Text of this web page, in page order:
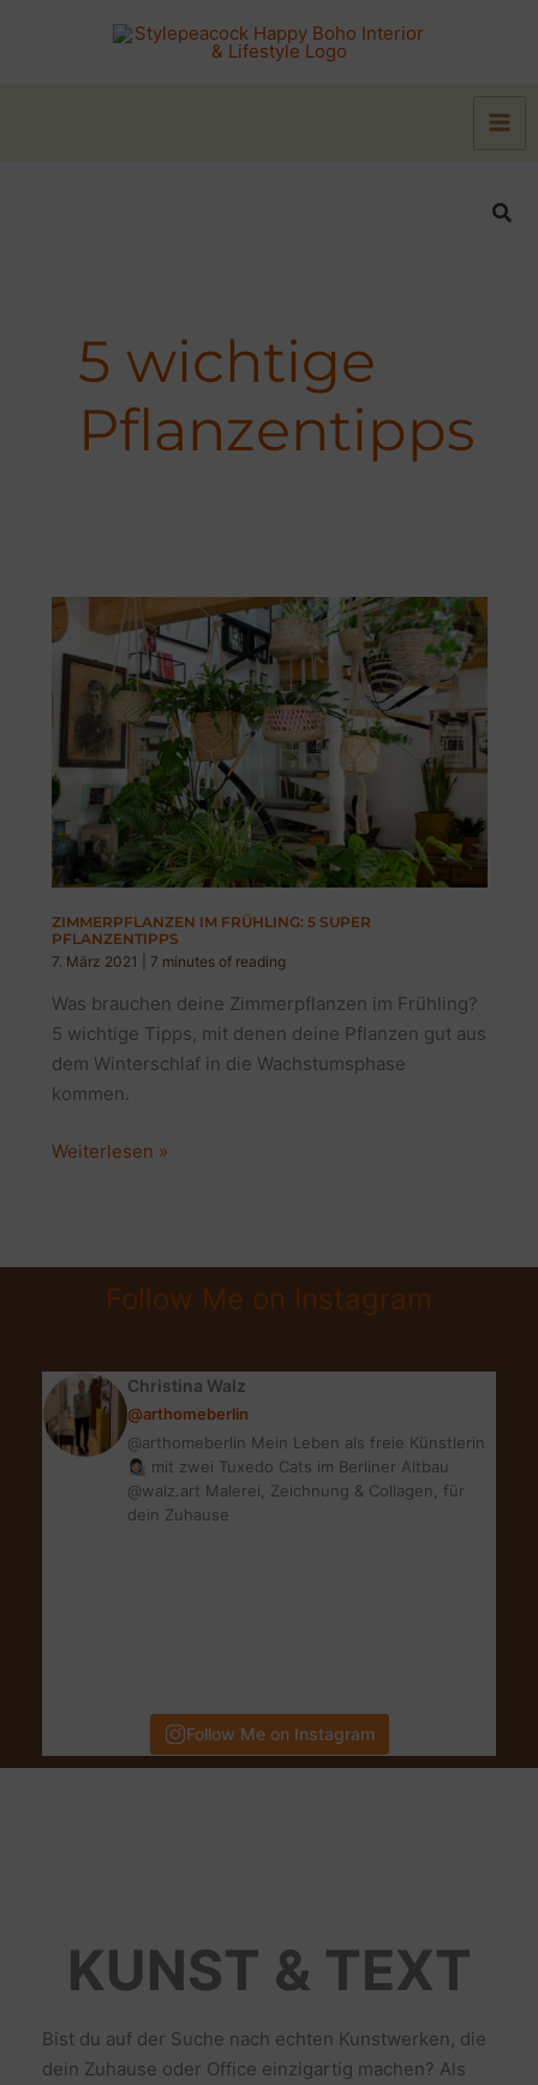
5 wichtige
Pflanzentipps
ZIMMERPFLANZEN IM FRÜHLING: 5 SUPER
PFLANZENTIPPS
7. März 2021
7 minutes of reading
Was brauchen deine Zimmerpflanzen im Frühling?
5 wichtige Tipps, mit denen deine Pflanzen gut aus
dem Winterschlaf in die Wachstumsphase
kommen.
Zimmerpflanzen
super
Pflanzentipps
Weiterlesen »
Follow Me on Instagram
Christina Walz
@arthomeberlin
@arthomeberlin Mein Leben als freie Künstlerin
👩🏻‍🎨 mit zwei Tuxedo Cats im Berliner Altbau
@walz.art Malerei, Zeichnung & Collagen, für
dein Zuhause
Follow Me on Instagram
KUNST & TEXT
Bist du auf der Suche nach echten Kunstwerken, die
dein Zuhause oder Office einzigartig machen? Als